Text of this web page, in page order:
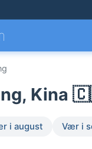
Kina
i august Vær i